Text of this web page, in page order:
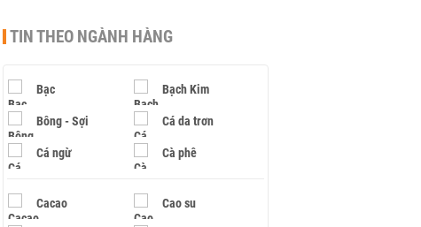
TIN THEO NGÀNH HÀNG
Bạc Bạch Kim
Bông - Sợi Cá da trơn
Cá ngừ Cà phê
Cacao Cao su